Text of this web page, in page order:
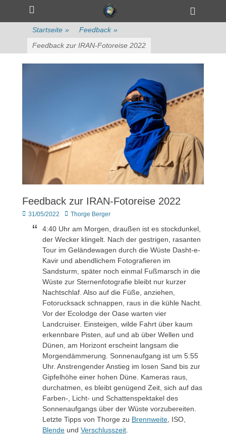
zum
Inhalt
überspringen
Primärmenü
Toggle
Startseite » Feedback »
Feedback zur IRAN-Fotoreise 2022
Feedback zur IRAN-Fotoreise 2022
Veröffentlicht
31/05/2022 Author
Thorge Berger
4:40 Uhr am Morgen, draußen ist es stockdunkel,
der Wecker klingelt. Nach der gestrigen, rasanten
Tour im Geländewagen durch die Wüste Dasht-e-
Kavir und abendlichem Fotografieren im
Sandsturm, später noch einmal Fußmarsch in die
Wüste zur Sternenfotografie bleibt nur kurzer
Nachtschlaf. Also auf die Füße, anziehen,
Fotorucksack schnappen, raus in die kühle Nacht.
Vor der Ecolodge der Oase warten vier
Landcruiser. Einsteigen, wilde Fahrt über kaum
erkennbare Pisten, auf und ab über Wellen und
Dünen, am Horizont erscheint langsam die
Morgendämmerung. Sonnenaufgang ist um 5:55
Uhr. Anstrengender Anstieg im losen Sand bis zur
Gipfelhöhe einer hohen Düne. Kameras raus,
durchatmen, es bleibt genügend Zeit, sich auf das
Farben-, Licht- und Schattenspektakel des
Sonnenaufgangs über der Wüste vorzubereiten.
Letzte Tipps von Thorge zu Brennweite , ISO,
Blende und Verschlusszeit